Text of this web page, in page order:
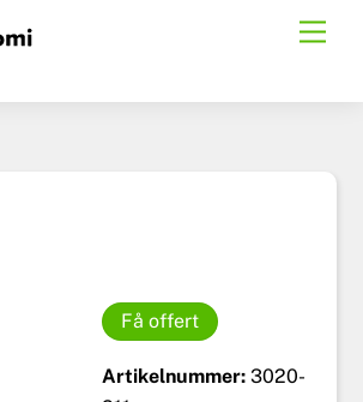
Få offert
Artikelnummer:3020-